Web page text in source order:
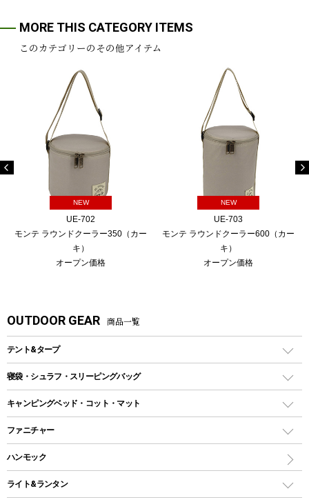
MORE THIS CATEGORY ITEMS
このカテゴリーのその他アイテム
NEW
UE-702
モンテ ラウンドクーラー350（カー
キ）
オープン価格
NEW
UE-703
モンテ ラウンドクーラー600（カー
キ）
オープン価格
OUTDOOR GEAR 商品一覧
テント&タープ
テント
ツールームテント
ワンポールテント
シェルターテント
寝袋・シュラフ・スリーピングバッグ
レクタングラー型（封筒型）シュラフ
インナーシュラフ
キャンピングベッド・コット・マット
キャンピングベッド・コット
インフレータブルマット
ファニチャー
アウトドアテーブル
レジャーシート
ハンモック
ライト&ランタン